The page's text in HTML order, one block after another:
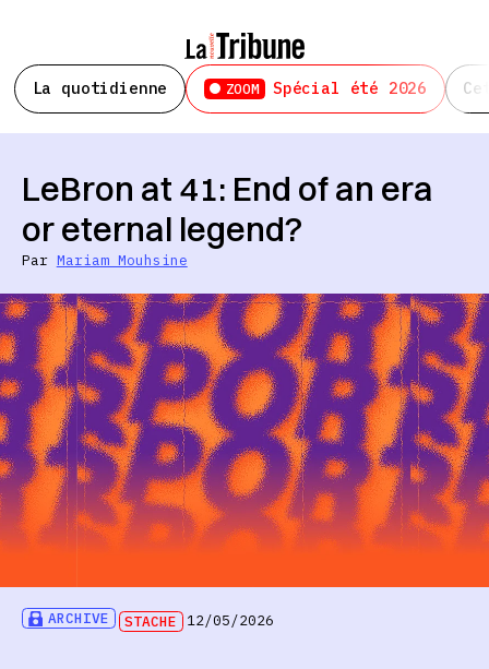
La quotidienne ZOOM Spécial été 2026
ARCHIVE STACHE 12/05/2026
LeBron at 41: End of an era
or eternal legend?
Par Mariam Mouhsine